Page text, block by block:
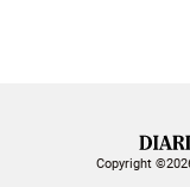
Copyright